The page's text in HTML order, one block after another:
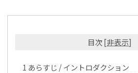
目次[非表示]
1 あらすじ / イントロダクション